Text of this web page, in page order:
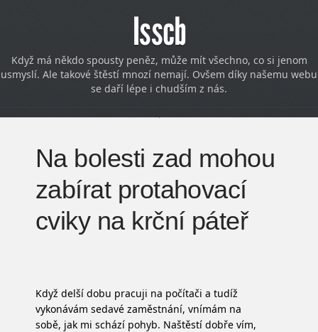
Isscb
Když má někdo spousty peněz, může mít všechno, co si jenom
usmyslí. Ale takové štěstí mnozí nemají. Ovšem díky našemu webu
se daří lépe i chudším z nás.
Na bolesti zad mohou
zabírat protahovací
cviky na krční páteř
Když delší dobu pracuji na počítači a tudíž
vykonávám sedavé zaměstnání, vnímám na
sobě, jak mi schází pohyb. Naštěstí dobře vím,